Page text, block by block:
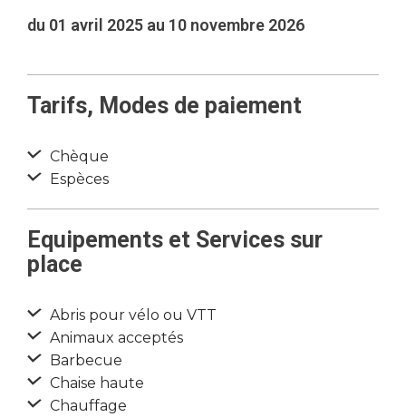
du 01 avril 2025 au 10 novembre 2026
Tarifs, Modes de paiement
Chèque
Espèces
Equipements et Services sur
place
Abris pour vélo ou VTT
Animaux acceptés
Barbecue
Chaise haute
Chauffage